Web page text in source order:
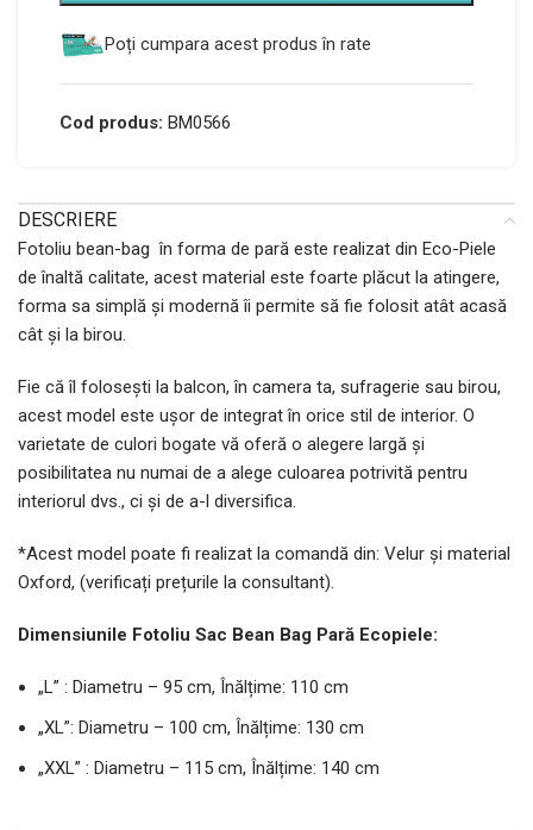
Poți cumpara acest produs în rate
Cod produs: BM0566
DESCRIERE
Fotoliu bean-bag în forma de pară este realizat din Eco-Piele
de înaltă calitate, acest material este foarte plăcut la atingere,
forma sa simplă și modernă îi permite să fie folosit atât acasă
cât și la birou.
Fie că îl folosești la balcon, în camera ta, sufragerie sau birou,
acest model este ușor de integrat în orice stil de interior. O
varietate de culori bogate vă oferă o alegere largă și
posibilitatea nu numai de a alege culoarea potrivită pentru
interiorul dvs., ci și de a-l diversifica.
*Acest model poate fi realizat la comandă din: Velur și material
Oxford, (verificați prețurile la consultant).
Dimensiunile Fotoliu Sac Bean Bag Pară Ecopiele:
„L” : Diametru – 95 cm, Înălțime: 110 cm
„XL”: Diametru – 100 cm, Înălțime: 130 cm
„XXL” : Diametru – 115 cm, Înălțime: 140 cm